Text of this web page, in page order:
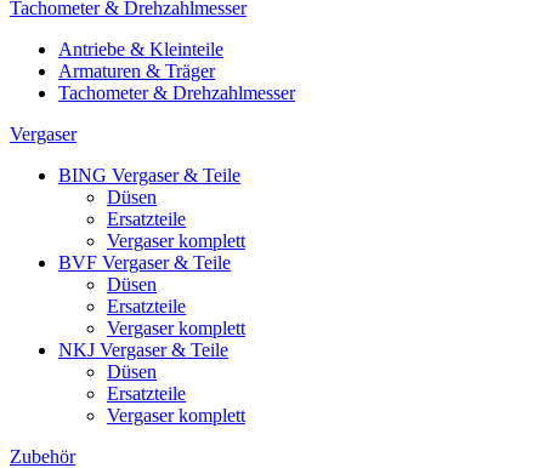
Tachometer & Drehzahlmesser
Antriebe & Kleinteile
Armaturen & Träger
Tachometer & Drehzahlmesser
Vergaser
BING Vergaser & Teile
Düsen
Ersatzteile
Vergaser komplett
BVF Vergaser & Teile
Düsen
Ersatzteile
Vergaser komplett
NKJ Vergaser & Teile
Düsen
Ersatzteile
Vergaser komplett
Zubehör